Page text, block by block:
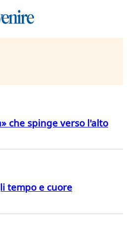
che spinge verso l'alto
tempo e cuore